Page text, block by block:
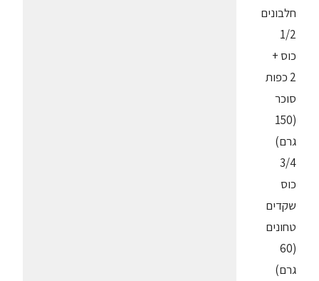
חלבונים
1/2
כוס +
2 כפות
סוכר
(150
גרם)
3/4
כוס
שקדים
טחונים
(60
גרם)